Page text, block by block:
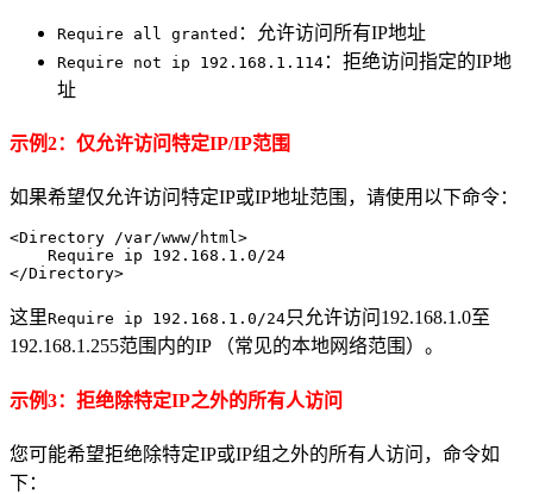
Require all granted ：允许访问所有IP地址
Require not ip 192.168.1.114 ：拒绝访问指定的IP地
址
示例2：仅允许访问特定IP/IP范围
如果希望仅允许访问特定IP或IP地址范围，请使用以下命令：
<Directory /var/www/html>
    Require ip 192.168.1.0/24
</Directory>
这里Require ip 192.168.1.0/24只允许访问192.168.1.0至
192.168.1.255范围内的IP （常见的本地网络范围）。
示例3：拒绝除特定IP之外的所有人访问
您可能希望拒绝除特定IP或IP组之外的所有人访问，命令如
下：